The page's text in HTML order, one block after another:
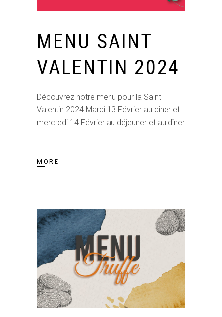
MENU SAINT
VALENTIN 2024
Découvrez notre menu pour la Saint-
Valentin 2024 Mardi 13 Février au dîner et
mercredi 14 Février au déjeuner et au dîner
MORE